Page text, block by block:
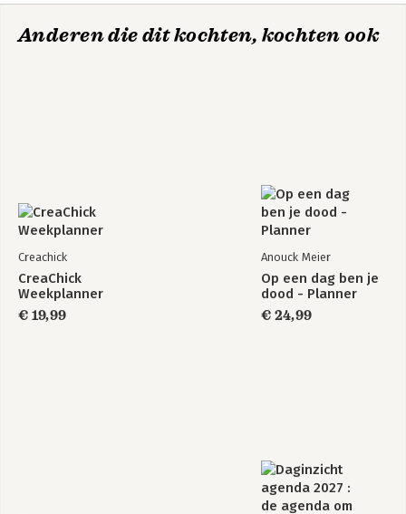
Anderen die dit kochten, kochten ook
Creachick
CreaChick
Weekplanner
€ 19,99
Anouck Meier
Op een dag ben je
dood - Planner
€ 24,99